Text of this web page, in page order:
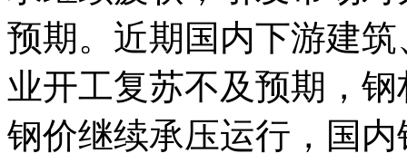
预期。近期国内下游建
业开工复苏不及预期，
钢价继续承压运行，国